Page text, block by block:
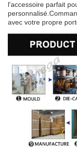
l'accessoire parfait
avec votre propre